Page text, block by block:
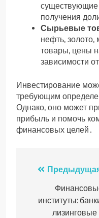
существующие
получения
Сырьевые
нефть,
товары, цены
зависимости
Инвестирование
требующим
Однако, оно может
прибыль и помочь
финансовых целей․
Навигация
записям
институты:
лизинговые